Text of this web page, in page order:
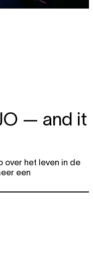
— and it
over het leven in de
een